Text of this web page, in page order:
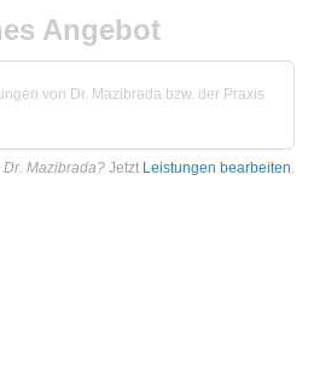
Angebot
von Dr. Mazibrada bzw. der Praxis
Dr. Mazibrada? Jetzt Leistungen bearbeiten.